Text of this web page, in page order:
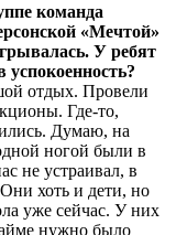
команда
«Мечтой»
У ребят
успокоенность?
отдых. Провели
Где-то,
Думаю, на
ногой были в
не устраивал, в
Они хоть и дети, но
уже сейчас. У них
нужно было